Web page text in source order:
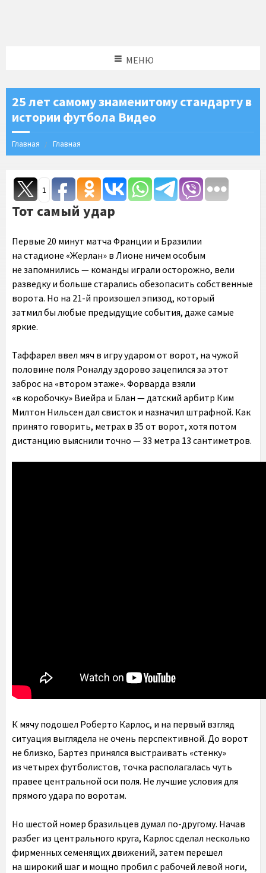
МЕНЮ
25 лет самому знаменитому стандарту в
истории футбола Видео
Главная Главная
1
Тот самый удар
Первые 20 минут матча Франции и Бразилии
на стадионе «Жерлан» в Лионе ничем особым
не запомнились — команды играли осторожно, вели
разведку и больше старались обезопасить собственные
ворота. Но на 21-й произошел эпизод, который
затмил бы любые предыдущие события, даже самые
яркие.
Таффарел ввел мяч в игру ударом от ворот, на чужой
половине поля Роналду здорово зацепился за этот
заброс на «втором этаже». Форварда взяли
«в коробочку» Виейра и Блан — датский арбитр Ким
Милтон Нильсен дал свисток и назначил штрафной. Как
принято говорить, метрах в 35 от ворот, хотя потом
дистанцию выяснили точно — 33 метра 13 сантиметров.
К мячу подошел Роберто Карлос, и на первый взгляд
ситуация выглядела не очень перспективной. До ворот
не близко, Бартез принялся выстраивать «стенку»
из четырех футболистов, точка располагалась чуть
правее центральной оси поля. Не лучшие условия для
прямого удара по воротам.
Но шестой номер бразильцев думал по-другому. Начав
разбег из центрального круга, Карлос сделал несколько
фирменных семенящих движений, затем перешел
на широкий шаг и мощно пробил с рабочей левой ноги,